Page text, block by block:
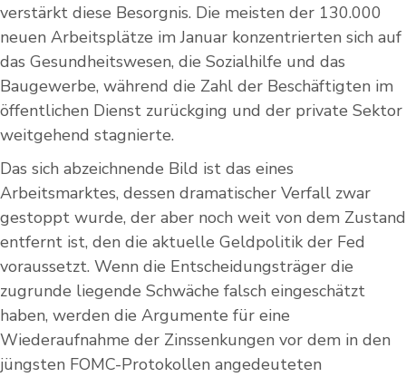
verstärkt diese Besorgnis. Die meisten der 130.000
neuen Arbeitsplätze im Januar konzentrierten sich auf
das Gesundheitswesen, die Sozialhilfe und das
Baugewerbe, während die Zahl der Beschäftigten im
öffentlichen Dienst zurückging und der private Sektor
weitgehend stagnierte.
Das sich abzeichnende Bild ist das eines
Arbeitsmarktes, dessen dramatischer Verfall zwar
gestoppt wurde, der aber noch weit von dem Zustand
entfernt ist, den die aktuelle Geldpolitik der Fed
voraussetzt. Wenn die Entscheidungsträger die
zugrunde liegende Schwäche falsch eingeschätzt
haben, werden die Argumente für eine
Wiederaufnahme der Zinssenkungen vor dem in den
jüngsten FOMC-Protokollen angedeuteten